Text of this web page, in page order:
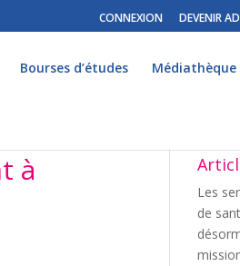
CONNEXION DEVENIR
Bourses d’études Médiathèque
à
Les
de